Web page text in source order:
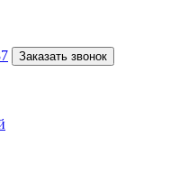
Заказать звонок